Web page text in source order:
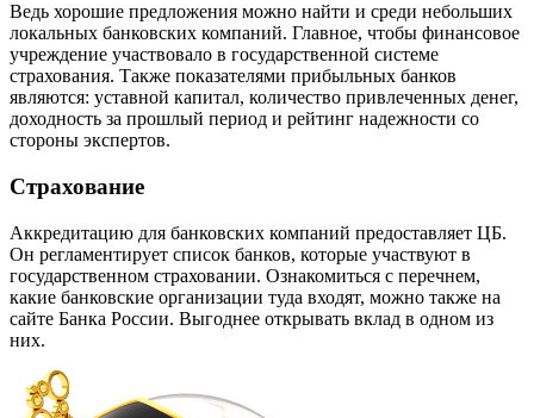
Ведь хорошие предложения можно найти и среди небольших
локальных банковских компаний. Главное, чтобы финансовое
учреждение участвовало в государственной системе
страхования. Также показателями прибыльных банков
являются: уставной капитал, количество привлеченных денег,
доходность за прошлый период и рейтинг надежности со
стороны экспертов.
Страхование
Аккредитацию для банковских компаний предоставляет ЦБ.
Он регламентирует список банков, которые участвуют в
государственном страховании. Ознакомиться с перечнем,
какие банковские организации туда входят, можно также на
сайте Банка России. Выгоднее открывать вклад в одном из
них.